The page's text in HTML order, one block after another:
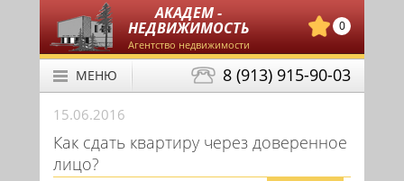
АКАДЕМ -
НЕДВИЖИМОСТЬ
Агентство недвижимости
0
8 (913) 915-90-03
МЕНЮ
15.06.2016
Как сдать квартиру через доверенное
лицо?